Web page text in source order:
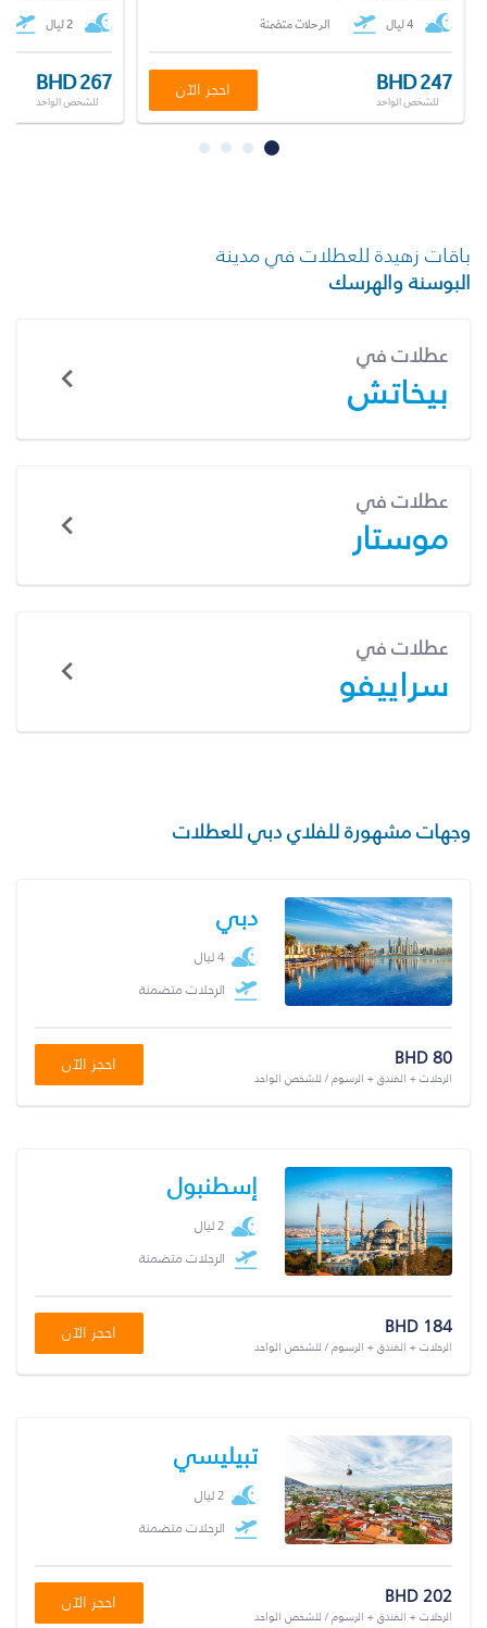
2 ليال
BHD 267
للشخص الواحد
4 ليال الرحلات متضمنة
BHD 247
للشخص الواحد
احجز الآن
باقات زهيدة للعطلات في مدينة
البوسنة والهرسك
عطلات في
بيخاتش
عطلات في
موستار
عطلات في
سراييفو
وجهات مشهورة للفلاي دبي للعطلات
دبي
4 ليال
الرحلات متضمنة
BHD 80
الرحلات + الفندق + الرسوم / للشخص الواحد
احجز الآن
إسطنبول
2 ليال
الرحلات متضمنة
BHD 184
الرحلات + الفندق + الرسوم / للشخص الواحد
احجز الآن
تبيليسي
2 ليال
الرحلات متضمنة
BHD 202
الرحلات + الفندق + الرسوم / للشخص الواحد
احجز الآن